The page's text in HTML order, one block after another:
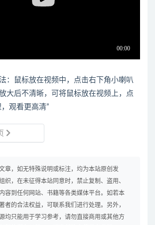
：鼠标放在视频中，点击右下角小喇叭
大后不清晰，可将鼠标放在视频上，点
观看更高清”
章，如无特殊说明或标注，均为本站原创发
织，在未征得本站同意时，禁止复制、盗用、
容到任何网站、书籍等各类媒体平台。如若本
者的合法权益，可联系我们进行处理。另外，
均只能用于学习参考，请勿直接商用或其他方